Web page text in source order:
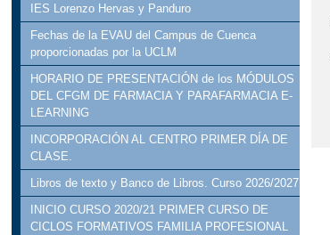
IES Lorenzo Hervas y Panduro
Fechas de la EVAU del Campus de Cuenca
proporcionadas por la UCLM
HORARIO DE PRESENTACIÓN de los MÓDULOS
DEL CFGM DE FARMACIA Y PARAFARMACIA E-
LEARNING
INCORPORACIÓN AL CENTRO PRIMER DÍA DE
CLASE.
Libros de texto y Banco de Libros. Curso 2026/2027
INICIO CURSO 2020/21 PRIMER CURSO DE
CICLOS FORMATIVOS FAMILIA PROFESIONAL